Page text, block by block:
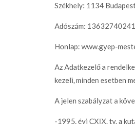
Székhely: 1134
Adószám: 13632740241
Honlap: www.gyep-
Az Adatkezelő a
kezeli, minden esetben
A jelen szabályzat a
-1995. évi CXIX. tv. a